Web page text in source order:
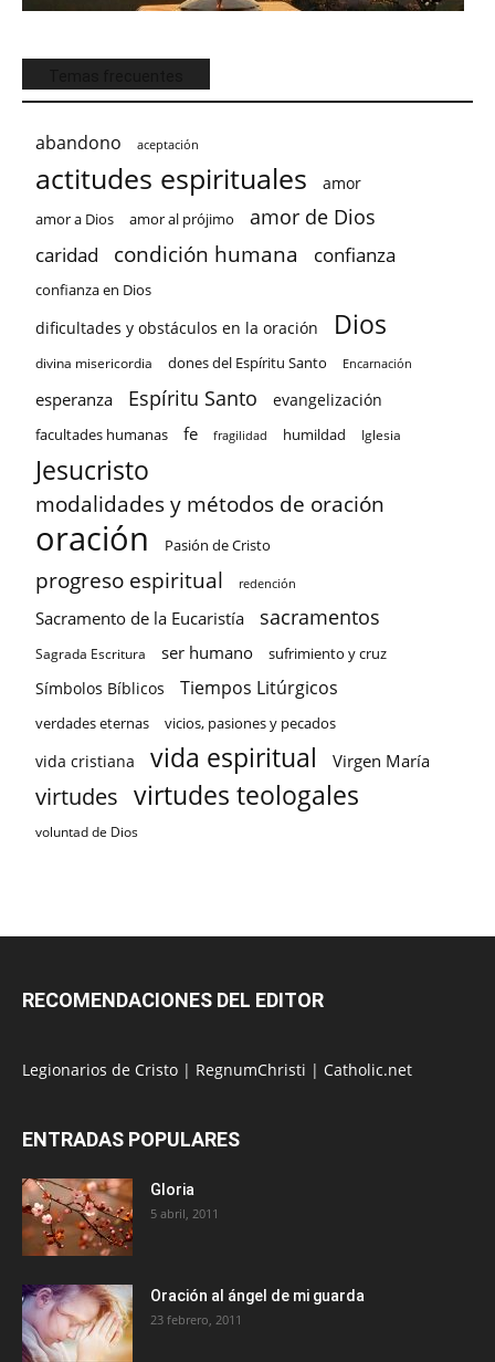
abandono aceptación
actitudes espirituales amor
amor a Dios amor al prójimo amor de Dios
caridad condición humana confianza
confianza en Dios
dificultades y obstáculos en la oración Dios
divina misericordia dones del Espíritu Santo Encarnación
esperanza Espíritu Santo evangelización
facultades humanas fe fragilidad humildad Iglesia
Jesucristo
modalidades y métodos de oración
oración Pasión de Cristo
progreso espiritual redención
Sacramento de la Eucaristía sacramentos
Sagrada Escritura ser humano sufrimiento y cruz
Símbolos Bíblicos Tiempos Litúrgicos
verdades eternas vicios, pasiones y pecados
vida cristiana vida espiritual Virgen María
virtudes virtudes teologales
voluntad de Dios
RECOMENDACIONES DEL EDITOR
Legionarios de Cristo | RegnumChristi | Catholic.net
ENTRADAS POPULARES
Gloria
5 abril, 2011
Oración al ángel de mi guarda
23 febrero, 2011